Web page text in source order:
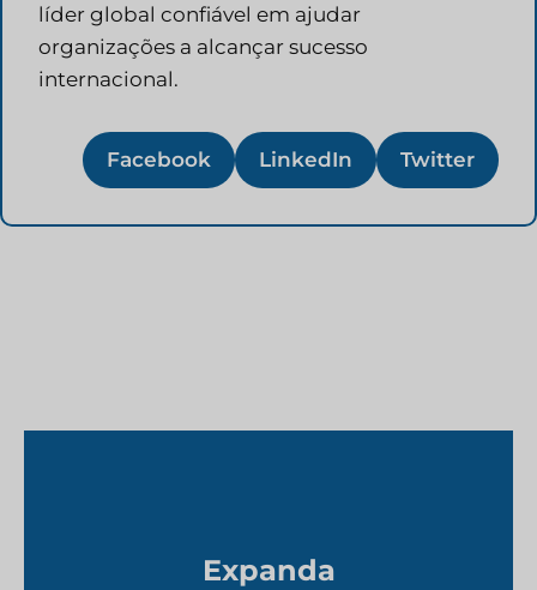
líder global confiável em ajudar
organizações a alcançar sucesso
internacional.
Facebook LinkedIn Twitter
Expanda